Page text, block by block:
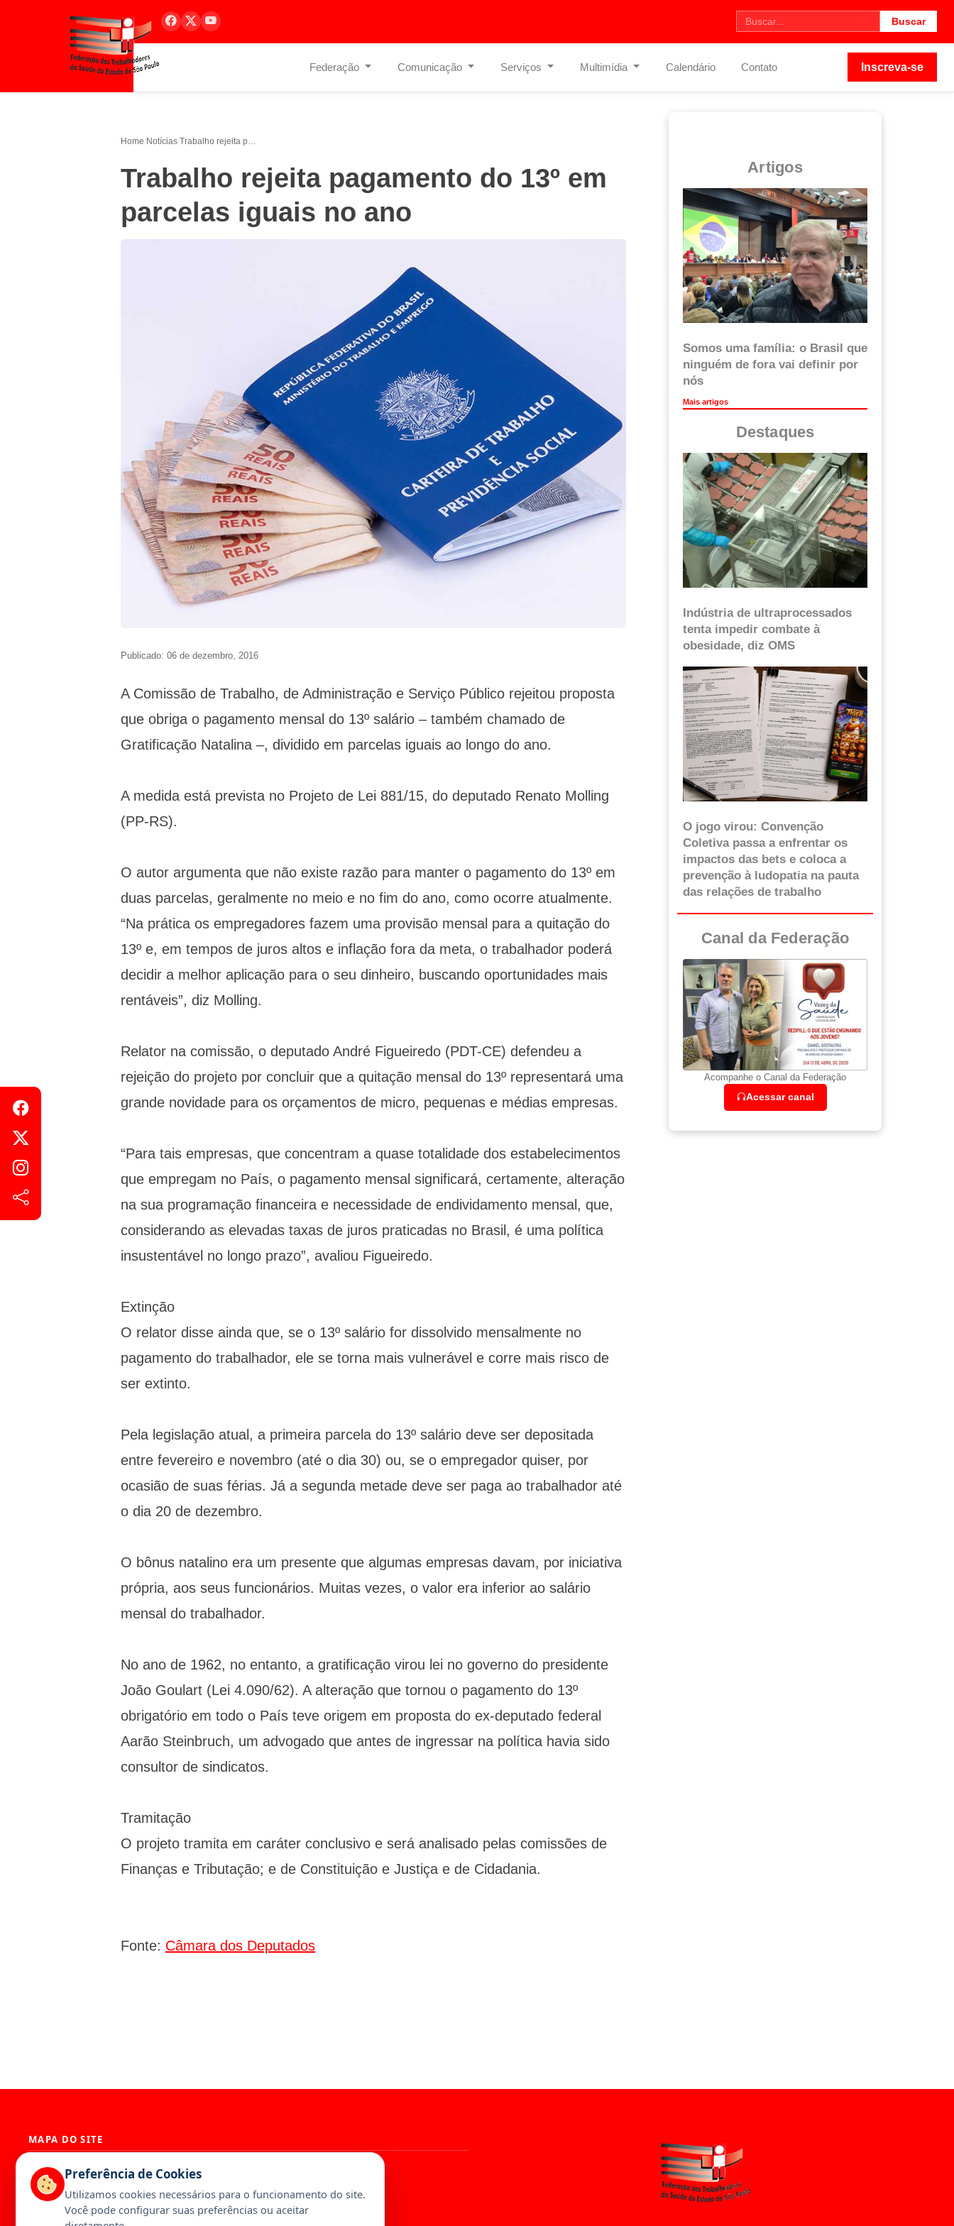
Buscar
Federação Comunicação Serviços Multimídia Calendário Contato Inscreva-se
Home/Notícias/ Trabalho rejeita pagamento do 13º em parcelas iguais no ano
Trabalho rejeita pagamento do 13º em
parcelas iguais no ano
Publicado: 06 de dezembro, 2016
A Comissão de Trabalho, de Administração e Serviço Público rejeitou proposta
que obriga o pagamento mensal do 13º salário – também chamado de
Gratificação Natalina –, dividido em parcelas iguais ao longo do ano.
A medida está prevista no Projeto de Lei 881/15, do deputado Renato Molling
(PP-RS).
O autor argumenta que não existe razão para manter o pagamento do 13º em
duas parcelas, geralmente no meio e no fim do ano, como ocorre atualmente.
“Na prática os empregadores fazem uma provisão mensal para a quitação do
13º e, em tempos de juros altos e inflação fora da meta, o trabalhador poderá
decidir a melhor aplicação para o seu dinheiro, buscando oportunidades mais
rentáveis”, diz Molling.
Relator na comissão, o deputado André Figueiredo (PDT-CE) defendeu a
rejeição do projeto por concluir que a quitação mensal do 13º representará uma
grande novidade para os orçamentos de micro, pequenas e médias empresas.
“Para tais empresas, que concentram a quase totalidade dos estabelecimentos
que empregam no País, o pagamento mensal significará, certamente, alteração
na sua programação financeira e necessidade de endividamento mensal, que,
considerando as elevadas taxas de juros praticadas no Brasil, é uma política
insustentável no longo prazo”, avaliou Figueiredo.
Extinção
O relator disse ainda que, se o 13º salário for dissolvido mensalmente no
pagamento do trabalhador, ele se torna mais vulnerável e corre mais risco de
ser extinto.
Pela legislação atual, a primeira parcela do 13º salário deve ser depositada
entre fevereiro e novembro (até o dia 30) ou, se o empregador quiser, por
ocasião de suas férias. Já a segunda metade deve ser paga ao trabalhador até
o dia 20 de dezembro.
O bônus natalino era um presente que algumas empresas davam, por iniciativa
própria, aos seus funcionários. Muitas vezes, o valor era inferior ao salário
mensal do trabalhador.
No ano de 1962, no entanto, a gratificação virou lei no governo do presidente
João Goulart (Lei 4.090/62). A alteração que tornou o pagamento do 13º
obrigatório em todo o País teve origem em proposta do ex-deputado federal
Aarão Steinbruch, um advogado que antes de ingressar na política havia sido
consultor de sindicatos.
Tramitação
O projeto tramita em caráter conclusivo e será analisado pelas comissões de
Finanças e Tributação; e de Constituição e Justiça e de Cidadania.
Fonte: Câmara dos Deputados
Artigos
Somos uma família: o Brasil que
ninguém de fora vai definir por
nós
Mais artigos
Destaques
Indústria de ultraprocessados
tenta impedir combate à
obesidade, diz OMS
O jogo virou: Convenção
Coletiva passa a enfrentar os
impactos das bets e coloca a
prevenção à ludopatia na pauta
das relações de trabalho
Canal da Federação
Acompanhe o Canal da Federação
Acessar canal
MAPA DO SITE
História
Diretoria
Estatuto
Preferência de Cookies
Utilizamos cookies necessários para o funcionamento do site.
Você pode configurar suas preferências ou aceitar